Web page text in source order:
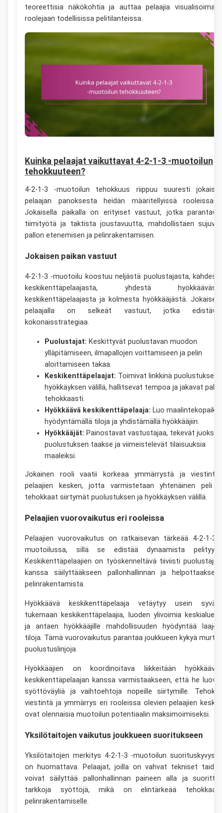
teoreettisia näkökohtia ja auttaa pelaajia
roolejaan todellisissa pelitilanteissa.
Kuinka pelaajat vaikuttavat 4-2-1-3 -muotoilun
tehokkuuteen?
4-2-1-3 -muotoilun tehokkuus riippuu suuresti
pelaajan panoksesta heidän määritellyissä
Jokaisella paikalla on erityiset vastuut, jotka
tiimityötä ja taktista joustavuutta, mahdollistaen
pallon etenemisen ja pelinrakentamisen.
Jokaisen paikan vastuut
4-2-1-3 -muotoilu koostuu neljästä puolustajasta,
keskikenttäpelaajasta, yhdestä
keskikenttäpelaajasta ja kolmesta hyökkääjästä.
pelaajalla on selkeät vastuut, jotka
kokonaisstrategiaa.
Puolustajat: Keskittyvät puolustavan muodon
ylläpitämiseen, ilmapallojen voittamiseen ja pelin
aloittamiseen takaa.
Keskikenttäpelaajat: Toimivat linkkinä puolustuksen
hyökkäyksen välillä, hallitsevat tempoa ja jakavat
tehokkaasti.
Hyökkäävä keskikenttäpelaaja: Luo
hyödyntämällä tiloja ja yhdistämällä hyökkääjiin.
Hyökkääjät: Painostavat vastustajaa, tekevät
puolustuksen taakse ja viimeistelevät tilaisuuksia
maaleiksi.
Jokainen rooli vaatii korkeaa ymmärrystä ja
pelaajien kesken, jotta varmistetaan yhtenäinen peli
tehokkaat siirtymät puolustuksen ja hyökkäyksen välillä.
Pelaajien vuorovaikutus eri rooleissa
Pelaajien vuorovaikutus on ratkaisevan tärkeää 4-2-1-3
muotoilussa, sillä se edistää dynaamista
Keskikenttäpelaajien on työskenneltävä tiiviisti
kanssa säilyttääkseen pallonhallinnan ja
pelinrakentamista.
Hyökkäävä keskikenttäpelaaja vetäytyy usein
tukemaan keskikenttäpelaajia, luoden ylivoimia
ja antaen hyökkääjille mahdollisuuden hyödyntää
tiloja. Tämä vuorovaikutus parantaa joukkueen kykyä
puolustuslinjoja.
Hyökkääjien on koordinoitava liikkeitään
keskikenttäpelaajan kanssa varmistaakseen, että he
syöttöväyliä ja vaihtoehtoja nopeille siirtymille.
viestintä ja ymmärrys eri rooleissa olevien pelaajien
ovat olennaisia muotoilun potentiaalin maksimoimiseksi.
Yksilötaitojen vaikutus joukkueen suoritukseen
Yksilötaitojen merkitys 4-2-1-3 -muotoilun
on huomattava. Pelaajat, joilla on vahvat tekniset
voivat säilyttää pallonhallinnan paineen alla ja
tarkkoja syöttöjä, mikä on elintärkeää
pelinrakentamiselle.